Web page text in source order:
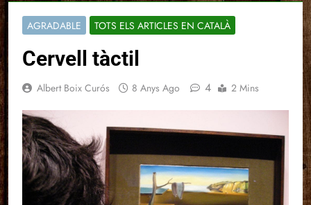
AGRADABLE TOTS ELS ARTICLES EN CATALÀ
Cervell tàctil
Albert Boix Curós 8 Anys Ago 4 2 Mins